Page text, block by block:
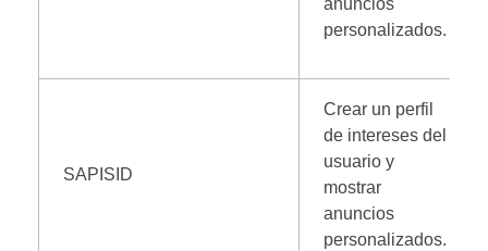
anuncios
personalizados.
SAPISID
Crear un perfil
de intereses del
usuario y
mostrar
anuncios
personalizados.